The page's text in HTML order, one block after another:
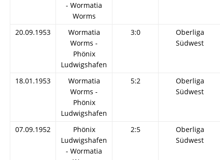
- Wormatia
Worms
20.09.1953
Wormatia
Worms -
Phönix
Ludwigshafen
3:0
Oberliga
Südwest
18.01.1953
Wormatia
Worms -
Phönix
Ludwigshafen
5:2
Oberliga
Südwest
07.09.1952
Phönix
Ludwigshafen
- Wormatia
2:5
Oberliga
Südwest